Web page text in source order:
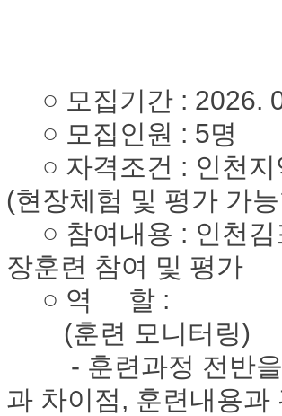
○ 모집기간 : 2026.
○ 모집인원 : 5명
○ 자격조건 : 인천지
(현장체험 및 평가 가
○ 참여내용 : 인천김
장훈련 참여 및 평가
○ 역 할 :
(훈련 모니터링)
- 훈련과정 전반을
과 차이점, 훈련내용과